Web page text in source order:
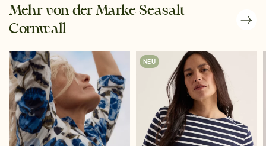
Mehr von der Marke Seasalt
Cornwall
NEU